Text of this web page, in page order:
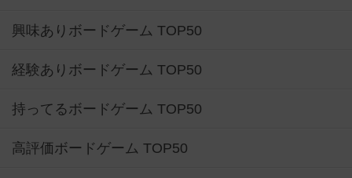
興味ありボードゲーム TOP50
経験ありボードゲーム TOP50
持ってるボードゲーム TOP50
高評価ボードゲーム TOP50